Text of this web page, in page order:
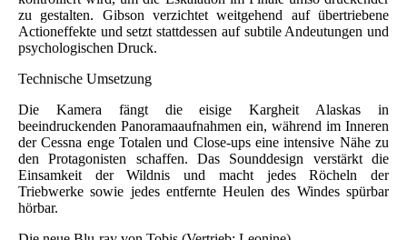
zu gestalten. Gibson verzichtet weitgehend auf übertriebene
Actioneffekte und setzt stattdessen auf subtile Andeutungen und
psychologischen Druck.
Technische Umsetzung
Die Kamera fängt die eisige Kargheit Alaskas in
beeindruckenden Panoramaaufnahmen ein, während im Inneren
der Cessna enge Totalen und Close-ups eine intensive Nähe zu
den Protagonisten schaffen. Das Sounddesign verstärkt die
Einsamkeit der Wildnis und macht jedes Röcheln der
Triebwerke sowie jedes entfernte Heulen des Windes spürbar
hörbar.